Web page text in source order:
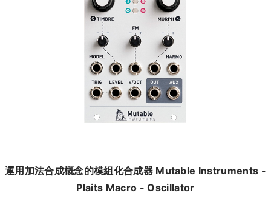
運用加法合成概念的模組化合成器 Mutable Instruments -
Plaits Macro - Oscillator